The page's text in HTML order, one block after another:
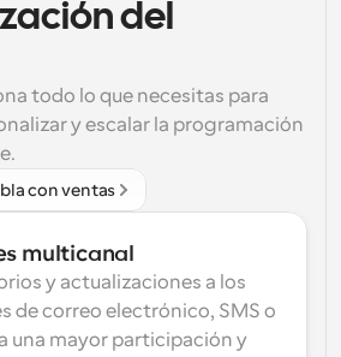
del
todo lo que necesitas para
y escalar la programación
con ventas
multicanal
y actualizaciones a los
de correo electrónico, SMS o
una mayor participación y